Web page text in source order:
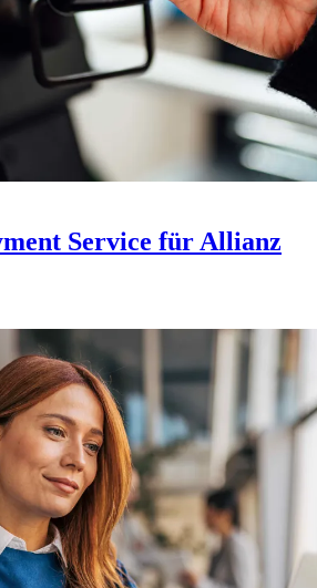
Service für Allianz